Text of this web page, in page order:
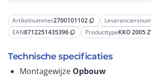
Artikelnummer2700101102 content_copy
EAN8712251435396 content_copy ProducttypeKKO 2005
Technische specificaties
Montagewijze Opbouw